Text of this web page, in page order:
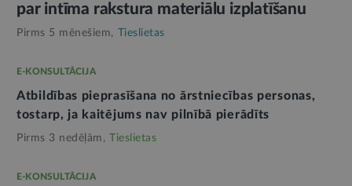
par intīma rakstura materiālu izplatīšanu
Pirms 5 mēnešiem, Tieslietas
E-KONSULTĀCIJA
Atbildības pieprasīšana no ārstniecības personas,
tostarp, ja kaitējums nav pilnībā pierādīts
Pirms 3 nedēļām, Tieslietas
E-KONSULTĀCIJA